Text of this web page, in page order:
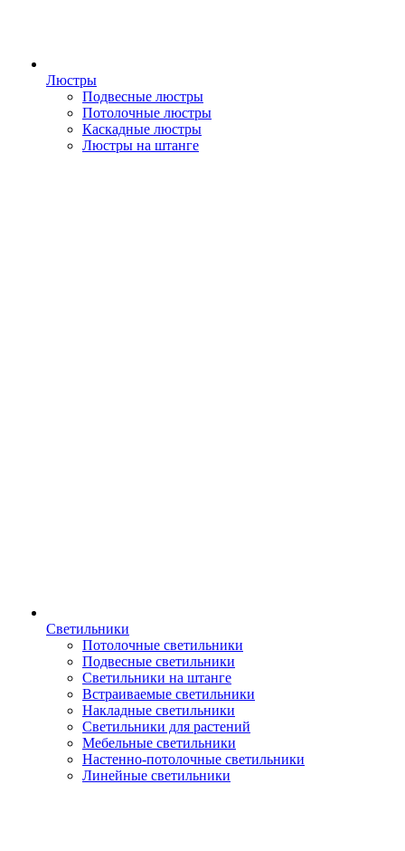
Люстры
Подвесные люстры
Потолочные люстры
Каскадные люстры
Люстры на штанге
Светильники
Потолочные светильники
Подвесные светильники
Светильники на штанге
Встраиваемые светильники
Накладные светильники
Светильники для растений
Мебельные светильники
Настенно-потолочные светильники
Линейные светильники